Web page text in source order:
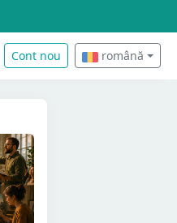
Cont nou română